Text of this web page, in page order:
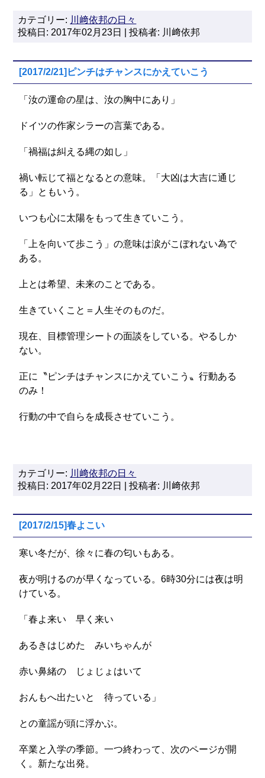
カテゴリー: 川﨑依邦の日々
投稿日: 2017年02月23日 | 投稿者: 川﨑依邦
[2017/2/21]ピンチはチャンスにかえていこう
「汝の運命の星は、汝の胸中にあり」
ドイツの作家シラーの言葉である。
「禍福は糾える縄の如し」
禍い転じて福となるとの意味。「大凶は大吉に通じ
る」ともいう。
いつも心に太陽をもって生きていこう。
「上を向いて歩こう」の意味は涙がこぼれない為で
ある。
上とは希望、未来のことである。
生きていくこと＝人生そのものだ。
現在、目標管理シートの面談をしている。やるしか
ない。
正に〝ピンチはチャンスにかえていこう〟行動ある
のみ！
行動の中で自らを成長させていこう。
カテゴリー: 川﨑依邦の日々
投稿日: 2017年02月22日 | 投稿者: 川﨑依邦
[2017/2/15]春よこい
寒い冬だが、徐々に春の匂いもある。
夜が明けるのが早くなっている。6時30分には夜は明
けている。
「春よ来い 早く来い
あるきはじめた みいちゃんが
赤い鼻緒の じょじょはいて
おんもへ出たいと 待っている」
との童謡が頭に浮かぶ。
卒業と入学の季節。一つ終わって、次のページが開
く。新たな出発。